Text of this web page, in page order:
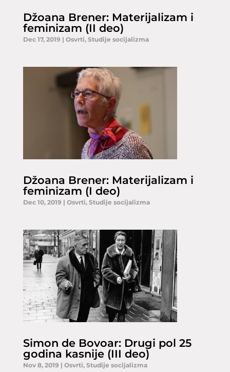
Džoana Brener: Materijalizam i
feminizam (II deo)
Dec 17, 2019 | Osvrti, Studije socijalizma
Džoana Brener: Materijalizam i
feminizam (I deo)
Dec 10, 2019 | Osvrti, Studije socijalizma
Simon de Bovoar: Drugi pol 25
godina kasnije (III deo)
Nov 8, 2019 | Osvrti, Studije socijalizma